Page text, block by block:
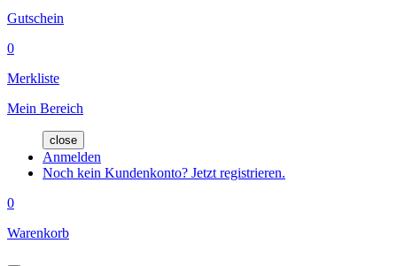
Gutschein
0
Merkliste
Mein Bereich
close
Anmelden
Noch kein Kundenkonto? Jetzt registrieren.
0
Warenkorb